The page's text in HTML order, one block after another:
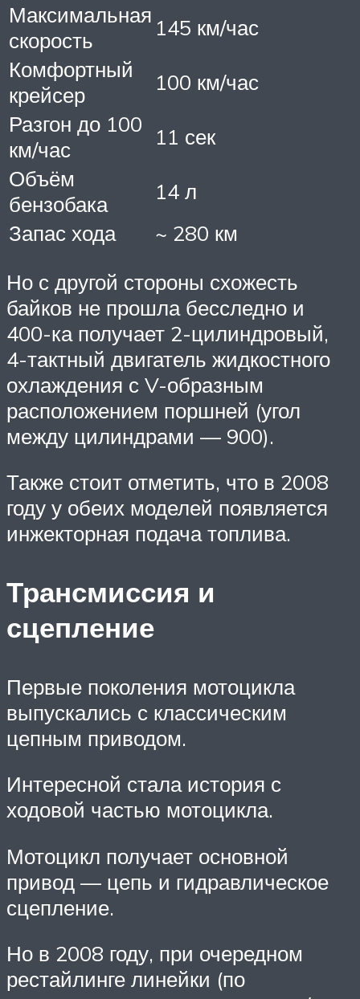
Максимальная
скорость
145 км/час
Комфортный
крейсер
100 км/час
Разгон до 100
км/час
11 сек
Объём
бензобака
14 л
Запас хода
~ 280 км
Но с другой стороны схожесть
байков не прошла бесследно и
400-ка получает 2-цилиндровый,
4-тактный двигатель жидкостного
охлаждения с V-образным
расположением поршней (угол
между цилиндрами — 900).
Также стоит отметить, что в 2008
году у обеих моделей появляется
инжекторная подача топлива.
Трансмиссия и
сцепление
Первые поколения мотоцикла
выпускались с классическим
цепным приводом.
Интересной стала история с
ходовой частью мотоцикла.
Мотоцикл получает основной
привод — цепь и гидравлическое
сцепление.
Но в 2008 году, при очередном
рестайлинге линейки (по